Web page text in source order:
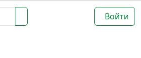
Войти